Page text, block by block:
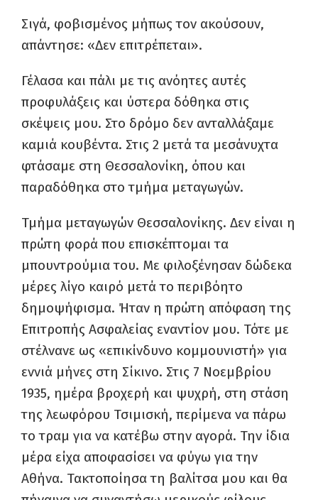
Σιγά, φοβισμένος μήπως τον ακούσουν,
απάντησε: «Δεν επιτρέπεται».
Γέλασα και πάλι με τις ανόητες αυτές
προφυλάξεις και ύστερα δόθηκα στις
σκέψεις μου. Στο δρόμο δεν ανταλλάξαμε
καμιά κουβέντα. Στις 2 μετά τα μεσάνυχτα
φτάσαμε στη Θεσσαλονίκη, όπου και
παραδόθηκα στο τμήμα μεταγωγών.
Τμήμα μεταγωγών Θεσσαλονίκης. Δεν είναι η
πρώτη φορά που επισκέπτομαι τα
μπουντρούμια του. Με φιλοξένησαν δώδεκα
μέρες λίγο καιρό μετά το περιβόητο
δημοψήφισμα. Ήταν η πρώτη απόφαση της
Επιτροπής Ασφαλείας εναντίον μου. Τότε με
στέλνανε ως «επικίνδυνο κομμουνιστή» για
εννιά μήνες στη Σίκινο. Στις 7 Νοεμβρίου
1935, ημέρα βροχερή και ψυχρή, στη στάση
της λεωφόρου Τσιμισκή, περίμενα να πάρω
το τραμ για να κατέβω στην αγορά. Την ίδια
μέρα είχα αποφασίσει να φύγω για την
Αθήνα. Τακτοποίησα τη βαλίτσα μου και θα